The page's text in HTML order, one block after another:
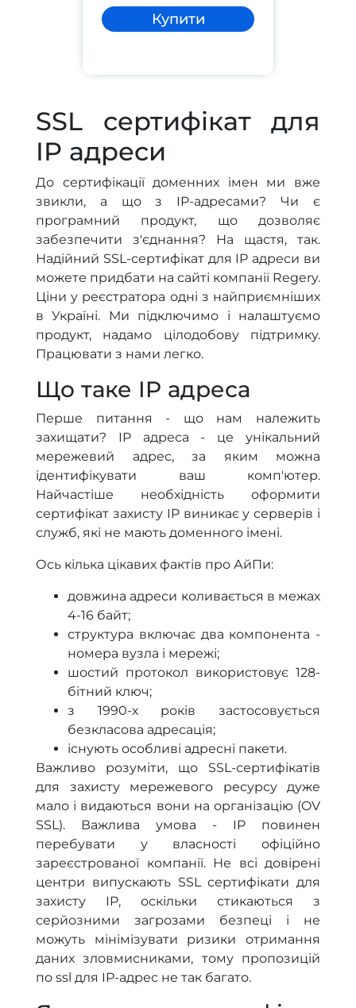
Купити
SSL сертифікат для
IP адреси
До сертифікації доменних імен ми вже
звикли, а що з IP-адресами? Чи є
програмний продукт, що дозволяє
забезпечити з'єднання? На щастя, так.
Надійний SSL-сертифікат для IP адреси ви
можете придбати на сайті компанії Regery.
Ціни у реєстратора одні з найприємніших
в Україні. Ми підключимо і налаштуємо
продукт, надамо цілодобову підтримку.
Працювати з нами легко.
Що таке IP адреса
Перше питання - що нам належить
захищати? IP адреса - це унікальний
мережевий адрес, за яким можна
ідентифікувати ваш комп'ютер.
Найчастіше необхідність оформити
сертифікат захисту IP виникає у серверів і
служб, які не мають доменного імені.
Ось кілька цікавих фактів про АйПи:
довжина адреси коливається в межах
4-16 байт;
структура включає два компонента -
номера вузла і мережі;
шостий протокол використовує 128-
бітний ключ;
з 1990-х років застосовується
безкласова адресація;
існують особливі адресні пакети.
Важливо розуміти, що SSL-сертифікатів
для захисту мережевого ресурсу дуже
мало і видаються вони на організацію (OV
SSL). Важлива умова - IP повинен
перебувати у власності офіційно
зареєстрованої компанії. Не всі довірені
центри випускають SSL сертифікати для
захисту IP, оскільки стикаються з
серйозними загрозами безпеці і не
можуть мінімізувати ризики отримання
даних зловмисниками, тому пропозицій
по ssl для IP-адрес не так багато.